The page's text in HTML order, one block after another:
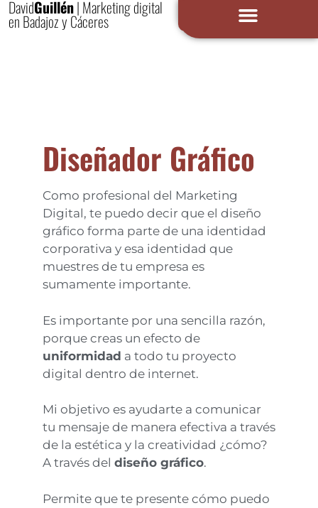
DavidGuillén| Marketing digital
en Badajoz y Cáceres
Diseñador Gráfico
Como profesional del Marketing
Digital, te puedo decir que el diseño
gráfico forma parte de una identidad
corporativa y esa identidad que
muestres de tu empresa es
sumamente importante.
Es importante por una sencilla razón,
porque creas un efecto de
uniformidad a todo tu proyecto
digital dentro de internet.
Mi objetivo es ayudarte a comunicar
tu mensaje de manera efectiva a través
de la estética y la creatividad ¿cómo?
A través del diseño gráfico.
Permite que te presente cómo puedo